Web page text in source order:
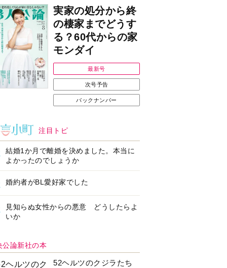
フォメーション
で始める遺言を書
の準備セミナー開
耳にすっぽり！オーテ
ィコン補聴器、新しい
スタイルで All in Ear
の「オーティコン ジー
るオープンイヤー
ル」発売
ージについてのお詫び